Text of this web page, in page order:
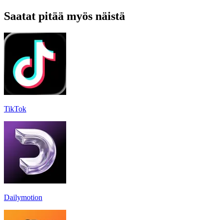
Saatat pitää myös näistä
TikTok
Dailymotion